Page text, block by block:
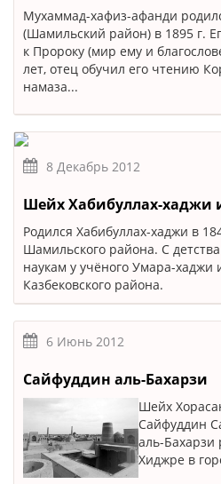
Мухаммад-хафиз-афанди
(Шамильский район) в 1895 г.
к Пророку (мир ему и
лет, отец обучил его чтению
намаза...
8 Декабрь 2012
Шейх Хабибуллах-хаджи
Родился Хабибуллах-хаджи в
Шамильского района. С
наукам у учёного Умара-хаджи
Казбековского района.
6 Июнь 2012
Сайфуддин аль-Бахарзи
Шейх
Сайфуддин
аль-Бахарзи
Хиджре в